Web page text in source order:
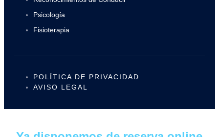
Psicología
Fisioterapia
POLÍTICA DE PRIVACIDAD
AVISO LEGAL